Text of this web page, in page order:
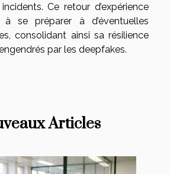
Ce retour d’expérience
à se préparer à d’éventuelles
consolidant ainsi sa résilience
par les deepfakes.
Articles